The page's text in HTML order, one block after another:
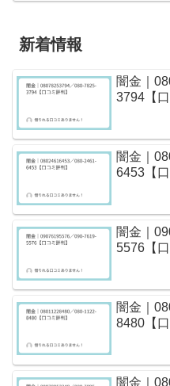
新着情報
闇金｜
3794【
闇金｜
6453【
闇金｜
5576【
闇金｜
8480【
闇金｜